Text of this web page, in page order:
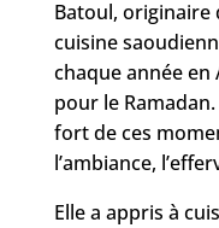
Batoul, originaire
cuisine
chaque année en
pour le
fort de ces
l’ambiance,
Elle a appris à